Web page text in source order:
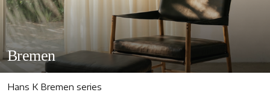
Bremen
Hans K Bremen series